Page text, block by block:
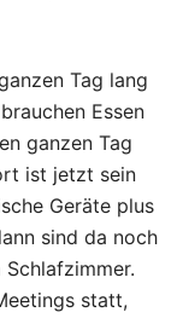
Tag lang
Essen
ganzen Tag
ist jetzt sein
Geräte plus
sind da noch
statt,